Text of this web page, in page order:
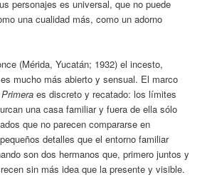
personajes es universal, que no puede
una cualidad más, como un adorno
(Mérida, Yucatán; 1932) el incesto,
mucho más abierto y sensual. El marco
es discreto y recatado: los límites
una casa familiar y fuera de ella sólo
que no parecen compararse en
detalles que el entorno familiar
son dos hermanos que, primero juntos y
sin más idea que la presente y visible.